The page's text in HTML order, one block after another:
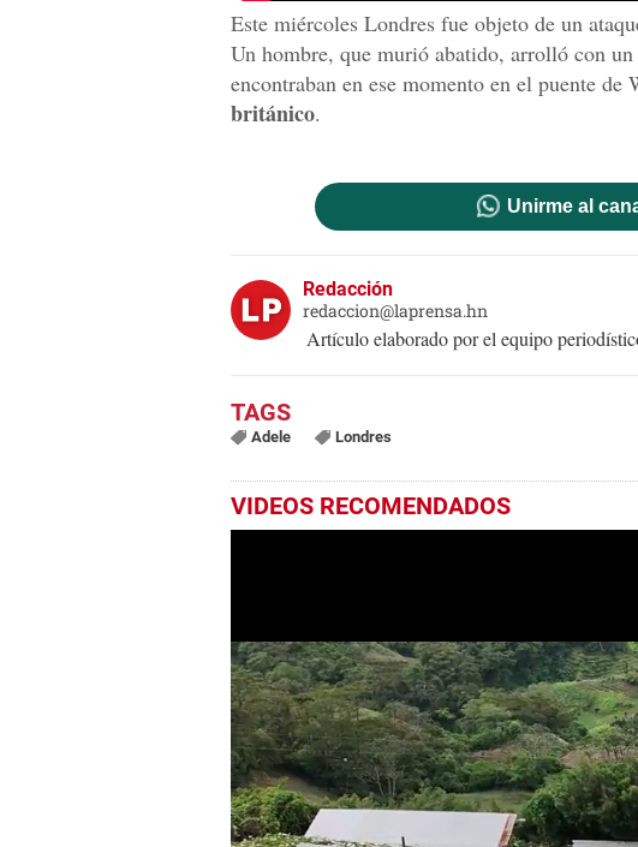
Este miércoles Londres fue objeto de un
Un hombre, que murió abatido, arrolló con
encontraban en ese momento en el puente
británico.
Unirme al
Redacción
redaccion@laprensa.hn
Artículo elaborado por el equipo
Adele Londres
VIDEOS RECOMENDADOS